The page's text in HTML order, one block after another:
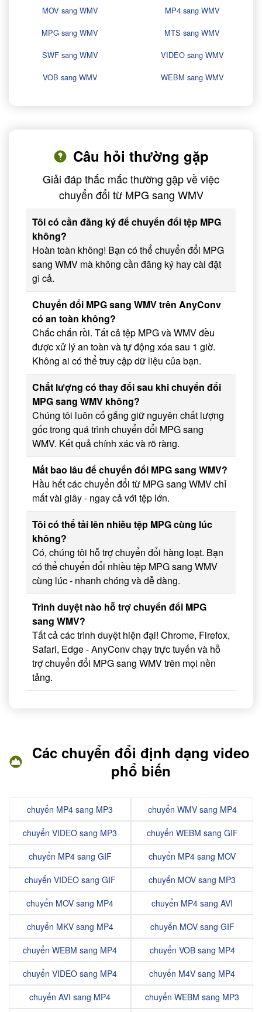
MOV sang WMV
MP4 sang WMV
MPG sang WMV
MTS sang WMV
SWF sang WMV
VIDEO sang WMV
VOB sang WMV
WEBM sang WMV
Câu hỏi thường gặp
Giải đáp thắc mắc thường gặp về việc
chuyển đổi từ MPG sang WMV
Tôi có cần đăng ký để chuyển đổi tệp MPG
không?
Hoàn toàn không! Bạn có thể chuyển đổi MPG
sang WMV mà không cần đăng ký hay cài đặt
gì cả.
Chuyển đổi MPG sang WMV trên AnyConv
có an toàn không?
Chắc chắn rồi. Tất cả tệp MPG và WMV đều
được xử lý an toàn và tự động xóa sau 1 giờ.
Không ai có thể truy cập dữ liệu của bạn.
Chất lượng có thay đổi sau khi chuyển đổi
MPG sang WMV không?
Chúng tôi luôn cố gắng giữ nguyên chất lượng
gốc trong quá trình chuyển đổi MPG sang
WMV. Kết quả chính xác và rõ ràng.
Mất bao lâu để chuyển đổi MPG sang WMV?
Hầu hết các chuyển đổi từ MPG sang WMV chỉ
mất vài giây - ngay cả với tệp lớn.
Tôi có thể tải lên nhiều tệp MPG cùng lúc
không?
Có, chúng tôi hỗ trợ chuyển đổi hàng loạt. Bạn
có thể chuyển đổi nhiều tệp MPG sang WMV
cùng lúc - nhanh chóng và dễ dàng.
Trình duyệt nào hỗ trợ chuyển đổi MPG
sang WMV?
Tất cả các trình duyệt hiện đại! Chrome, Firefox,
Safari, Edge - AnyConv chạy trực tuyến và hỗ
trợ chuyển đổi MPG sang WMV trên mọi nền
tảng.
Các chuyển đổi định dạng video
phổ biến
chuyển MP4 sang MP3
chuyển VIDEO sang MP3
chuyển MP4 sang GIF
chuyển VIDEO sang GIF
chuyển MOV sang MP4
chuyển MKV sang MP4
chuyển WEBM sang MP4
chuyển VIDEO sang MP4
chuyển AVI sang MP4
chuyển WMV sang MP4
chuyển WEBM sang GIF
chuyển MP4 sang MOV
chuyển MOV sang MP3
chuyển MP4 sang AVI
chuyển MOV sang GIF
chuyển VOB sang MP4
chuyển M4V sang MP4
chuyển WEBM sang MP3